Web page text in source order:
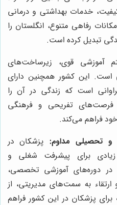
خدمات بهداشتی و درمانی
رفاهی متنوع، انگلستان را
تبدیل کرده است.
آموزشی قوی، زیرساخت‌های
است. این کشور همچنین دارای
است که زندگی در آن را
تفریحی و فرهنگی
فراهم می‌کند.
تحصیلی مداوم: پزشکان در
برای پیشرفت شغلی و
در دوره‌های آموزشی تخصصی،
به سمت‌های مدیریتی، از
پزشکان در این کشور فراهم